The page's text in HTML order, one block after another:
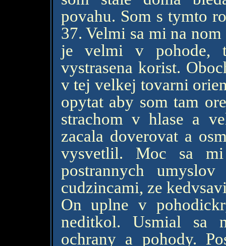
povahu. Som s tymto
37. Velmi sa mi na
je velmi v pohode,
vystrasena korist.
v tej velkej tovarni
opytat aby som tam
strachom v hlase a
zacala doverovat a
vysvetlil. Moc sa
postrannych
cudzincami, ze
On uplne v
neditkol. Usmial sa
ochrany a pohody.